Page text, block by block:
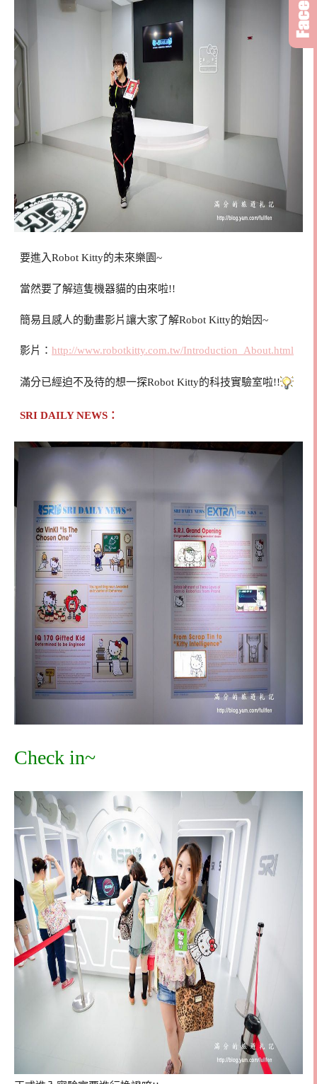
要進入Robot Kitty的未來樂園~
當然要了解這隻機器貓的由來啦!!
簡易且感人的動畫影片讓大家了解Robot Kitty的始因~
影片： http://www.robotkitty.com.tw/Introduction_About.html
滿分已經迫不及待的想一探Robot Kitty的科技實驗室啦!!
SRI DAILY NEWS：
Check in~